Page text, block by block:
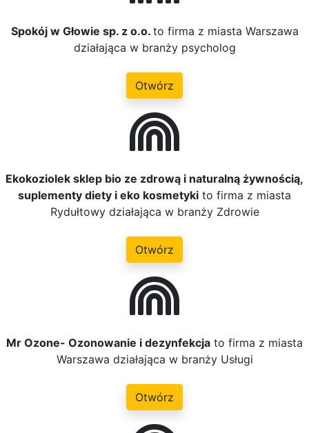
Spokój w Głowie sp. z o.o. to firma z miasta Warszawa
działająca w branży psycholog
Otwórz
Ekokoziolek sklep bio ze zdrową i naturalną żywnością,
suplementy diety i eko kosmetyki to firma z miasta
Rydułtowy działająca w branży Zdrowie
Otwórz
Mr Ozone- Ozonowanie i dezynfekcja to firma z miasta
Warszawa działająca w branży Usługi
Otwórz